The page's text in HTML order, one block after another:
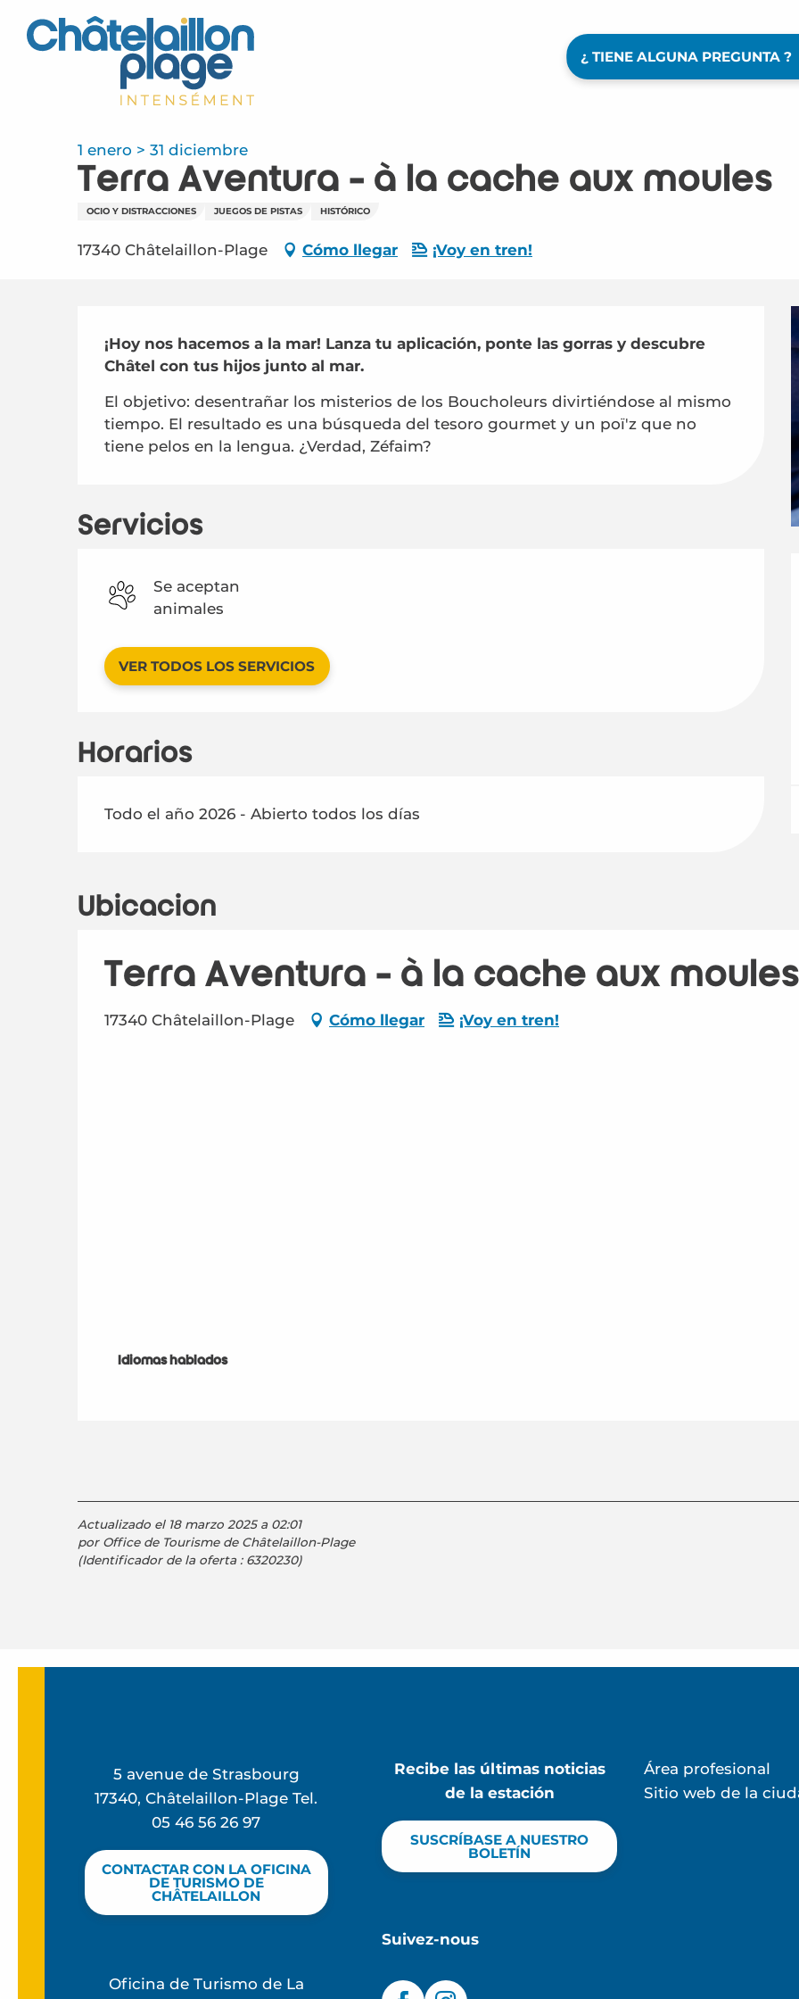
contenu
¿ TIENE ALGUNA PREGUNTA ?
1 enero > 31 diciembre
Terra Aventura - à la cache aux moules
OCIO Y DISTRACCIONES JUEGOS DE PISTAS HISTÓRICO
17340 Châtelaillon-Plage Cómo llegar ¡Voy en tren!
Descripción
¡Hoy nos hacemos a la mar! Lanza tu aplicación, ponte las gorras y descubre
Châtel con tus hijos junto al mar.
El objetivo: desentrañar los misterios de los Boucholeurs divirtiéndose al mismo
tiempo. El resultado es una búsqueda del tesoro gourmet y un poï'z que no
tiene pelos en la lengua. ¿Verdad, Zéfaim?
Servicios
Se aceptan
animales
VER TODOS LOS SERVICIOS
Horarios
Todo el año 2026 - Abierto todos los días
Ubicación
Terra Aventura - à la cache aux moules
17340 Châtelaillon-Plage Cómo llegar ¡Voy en tren!
Idiomas hablados
Idiomas hablados
Actualizado el 18 marzo 2025 a 02:01
por Office de Tourisme de Châtelaillon-Plage
(Identificador de la oferta : 6320230)
5 avenue de Strasbourg
17340, Châtelaillon-Plage Tel.
05 46 56 26 97
CONTACTAR CON LA OFICINA
DE TURISMO DE
CHÂTELAILLON
Oficina de Turismo de La
Recibe las últimas noticias
de la estación
SUSCRÍBASE A NUESTRO
BOLETÍN
Suivez-nous
Área profesional
Sitio web de la